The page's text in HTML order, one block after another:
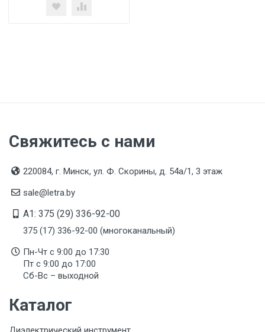
Свяжитесь с нами
220084, г. Минск, ул. Ф. Скорины, д. 54а/1, 3 этаж
sale@letra.by
A1: 375 (29) 336-92-00
375 (17) 336-92-00 (многоканальный)
Пн-Чт с 9:00 до 17:30
Пт с 9:00 до 17:00
Сб-Вс – выходной
Каталог